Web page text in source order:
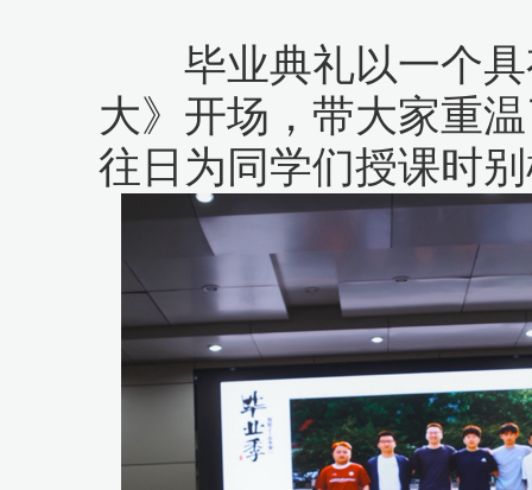
毕业典礼以一个具
大》开场，带大家重
往日为同学们授课时